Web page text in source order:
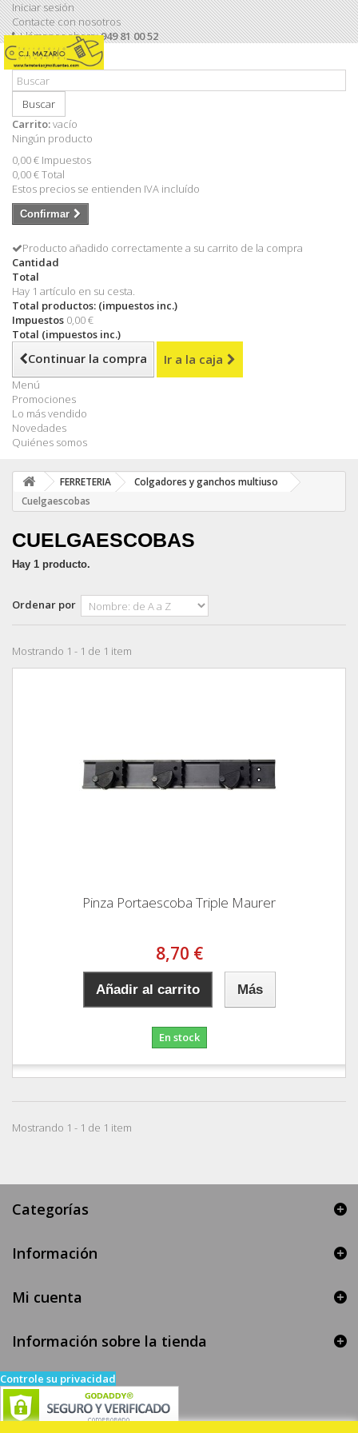
Iniciar sesión
Contacte con nosotros
Llámanos ahora:949 81 00 52
Buscar
Carrito:vacío
Ningún producto
0,00 € Impuestos
0,00 €Total
Estos precios se entienden IVA incluído
Confirmar
Producto añadido correctamente a su carrito de la compra
Cantidad
Total
Hay 1 artículo en su cesta.
Total productos: (impuestos inc.)
Impuestos 0,00 €
Total (impuestos inc.)
Continuar la compra Ir a la caja
Menú
Promociones
Lo más vendido
Novedades
Quiénes somos
FERRETERIA
Colgadores y ganchos multiuso
Cuelgaescobas
CUELGAESCOBAS
Hay 1 producto.
Ordenar por
Mostrando 1 - 1 de 1 item
Pinza Portaescoba Triple Maurer
8,70 €
Añadir al carrito Más
En stock
Mostrando 1 - 1 de 1 item
Categorías
Información
Mi cuenta
Información sobre la tienda
Controle su privacidad